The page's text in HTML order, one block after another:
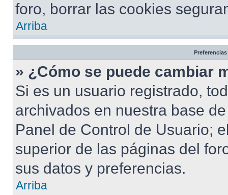
foro, borrar las cookies
Arriba
» ¿Cómo se puede cambiar
Si es un usuario registrado,
archivados en nuestra base
Panel de Control de Usuario;
superior de las páginas del
sus datos y preferencias.
Arriba